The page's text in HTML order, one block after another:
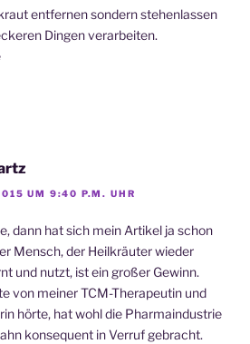
entfernen sondern stehenlassen
Dingen verarbeiten.
UM 9:40 P.M. UHR
dann hat sich mein Artikel ja schon
Mensch, der Heilkräuter wieder
und nutzt, ist ein großer Gewinn.
von meiner TCM-Therapeutin und
hörte, hat wohl die Pharmaindustrie
konsequent in Verruf gebracht.